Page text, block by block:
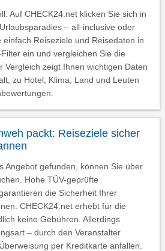
Auf CHECK24.net klicken Sie sich in
– all-inclusive oder
Reiseziele und Reisedaten in
ein und vergleichen Sie die
Vergleich zeigt Ihnen wichtigen Daten
zu Hotel, Klima, Land und Leuten
packt: Reiseziele sicher
Angebot gefunden, können Sie über
Hohe TÜV-geprüfte
die Sicherheit Ihrer
CHECK24.net erhebt für die
keine Gebühren. Allerdings
– durch den Veranstalter
per Kreditkarte anfallen.